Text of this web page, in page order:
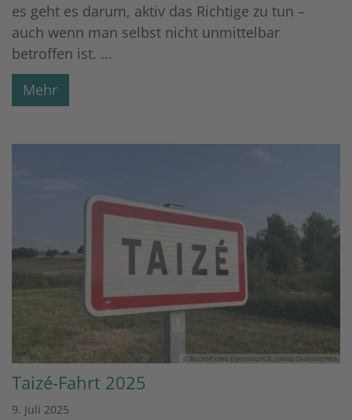
es geht es darum, aktiv das Richtige zu tun –
auch wenn man selbst nicht unmittelbar
betroffen ist. ...
Mehr
© Bischöfliches Gymnasium St. Ursula Geilenkirchen
Taizé-Fahrt 2025
9. Juli 2025